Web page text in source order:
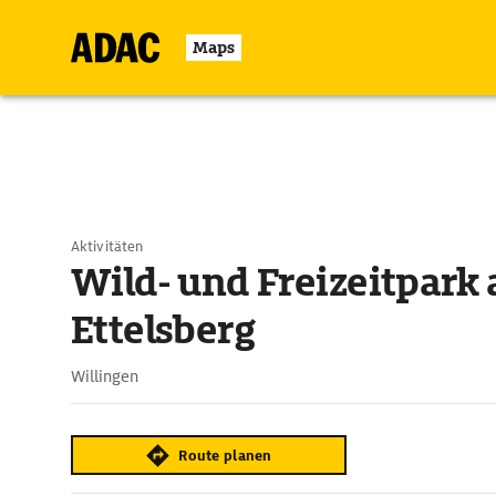
Maps
Aktivitäten
Wild- und Freizeitpark
Ettelsberg
Willingen
Route planen